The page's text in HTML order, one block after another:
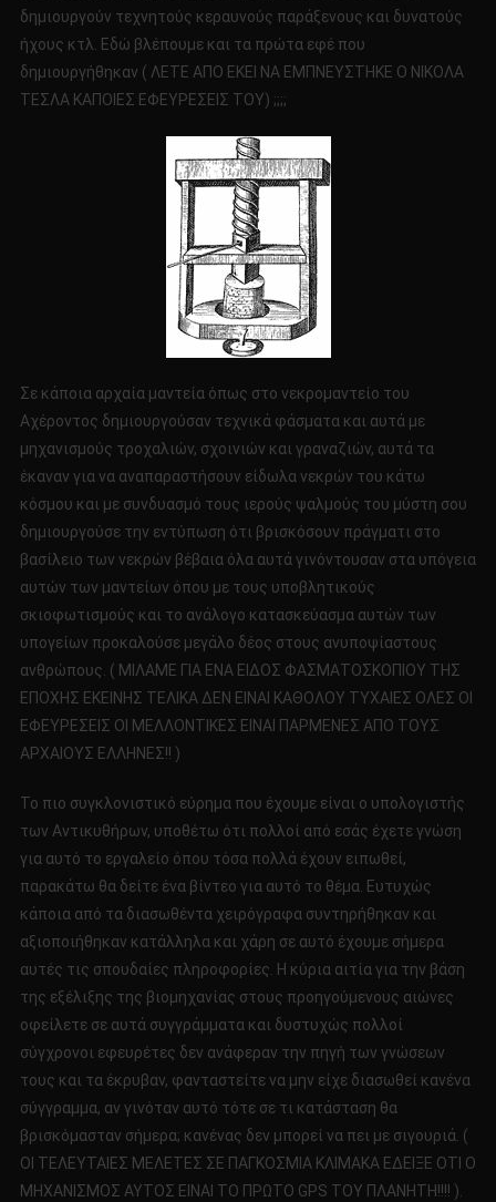
δημιουργούν τεχνητούς κεραυνούς παράξενους και δυνατούς
ήχους κτλ. Εδώ βλέπουμε και τα πρώτα εφέ που
δημιουργήθηκαν ( ΛΕΤΕ ΑΠΟ ΕΚΕΙ ΝΑ ΕΜΠΝΕΥΣΤΗΚΕ Ο ΝΙΚΟΛΑ
ΤΕΣΛΑ ΚΑΠΟΙΕΣ ΕΦΕΥΡΕΣΕΙΣ ΤΟΥ) ;;;;
Σε κάποια αρχαία μαντεία όπως στο νεκρομαντείο του
Αχέροντος δημιουργούσαν τεχνικά φάσματα και αυτά με
μηχανισμούς τροχαλιών, σχοινιών και γραναζιών, αυτά τα
έκαναν για να αναπαραστήσουν είδωλα νεκρών του κάτω
κόσμου και με συνδυασμό τους ιερούς ψαλμούς του μύστη σου
δημιουργούσε την εντύπωση ότι βρισκόσουν πράγματι στο
βασίλειο των νεκρών βέβαια όλα αυτά γινόντουσαν στα υπόγεια
αυτών των μαντείων όπου με τους υποβλητικούς
σκιοφωτισμούς και το ανάλογο κατασκεύασμα αυτών των
υπογείων προκαλούσε μεγάλο δέος στους ανυποψίαστους
ανθρώπους. ( ΜΙΛΑΜΕ ΓΙΑ ΕΝΑ ΕΙΔΟΣ ΦΑΣΜΑΤΟΣΚΟΠΙΟΥ ΤΗΣ
ΕΠΟΧΗΣ ΕΚΕΙΝΗΣ ΤΕΛΙΚΑ ΔΕΝ ΕΙΝΑΙ ΚΑΘΟΛΟΥ ΤΥΧΑΙΕΣ ΟΛΕΣ ΟΙ
ΕΦΕΥΡΕΣΕΙΣ ΟΙ ΜΕΛΛΟΝΤΙΚΕΣ ΕΙΝΑΙ ΠΑΡΜΕΝΕΣ ΑΠΟ ΤΟΥΣ
ΑΡΧΑΙΟΥΣ ΕΛΛΗΝΕΣ!! )
Το πιο συγκλονιστικό εύρημα που έχουμε είναι ο υπολογιστής
των Αντικυθήρων, υποθέτω ότι πολλοί από εσάς έχετε γνώση
για αυτό το εργαλείο όπου τόσα πολλά έχουν ειπωθεί,
παρακάτω θα δείτε ένα βίντεο για αυτό το θέμα. Ευτυχώς
κάποια από τα διασωθέντα χειρόγραφα συντηρήθηκαν και
αξιοποιήθηκαν κατάλληλα και χάρη σε αυτό έχουμε σήμερα
αυτές τις σπουδαίες πληροφορίες. Η κύρια αιτία για την βάση
της εξέλιξης της βιομηχανίας στους προηγούμενους αιώνες
οφείλετε σε αυτά συγγράμματα και δυστυχώς πολλοί
σύγχρονοι εφευρέτες δεν ανάφεραν την πηγή των γνώσεων
τους και τα έκρυβαν, φανταστείτε να μην είχε διασωθεί κανένα
σύγγραμμα, αν γινόταν αυτό τότε σε τι κατάσταση θα
βρισκόμασταν σήμερα; κανένας δεν μπορεί να πει με σιγουριά. (
ΟΙ ΤΕΛΕΥΤΑΙΕΣ ΜΕΛΕΤΕΣ ΣΕ ΠΑΓΚΟΣΜΙΑ ΚΛΙΜΑΚΑ ΕΔΕΙΞΕ ΟΤΙ Ο
ΜΗΧΑΝΙΣΜΟΣ ΑΥΤΟΣ ΕΙΝΑΙ ΤΟ ΠΡΩΤΟ GPS ΤΟΥ ΠΛΑΝΗΤΗ!!!! ).